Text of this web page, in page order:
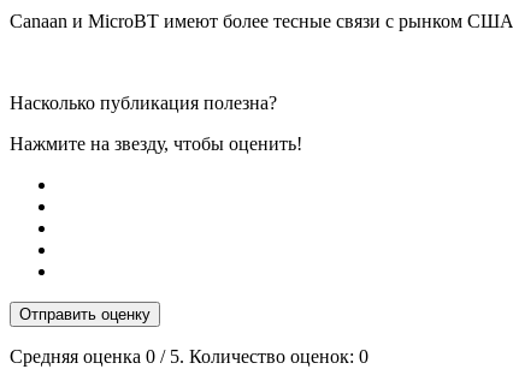
Canaan и MicroBT имеют более тесные связи с рынком США:
Насколько публикация полезна?
Нажмите на звезду, чтобы оценить!
Отправить оценку
Средняя оценка 0 / 5. Количество оценок: 0